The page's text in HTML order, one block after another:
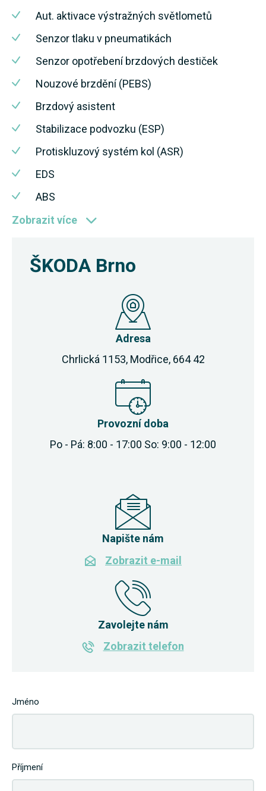
Aut. aktivace výstražných světlometů
Senzor tlaku v pneumatikách
Senzor opotřebení brzdových destiček
Nouzové brzdění (PEBS)
Brzdový asistent
Stabilizace podvozku (ESP)
Protiskluzový systém kol (ASR)
EDS
ABS
Zobrazit více
ŠKODA Brno
Adresa
Chrlická 1153, Modřice, 664 42
Provozní doba
Po - Pá: 8:00 - 17:00 So: 9:00 - 12:00
Napište nám
Zobrazit e-mail
Zavolejte nám
Zobrazit telefon
Jméno
Příjmení